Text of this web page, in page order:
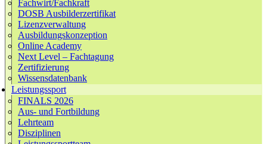
Fachwirt/Fachkraft
DOSB Ausbilderzertifikat
Lizenzverwaltung
Ausbildungskonzeption
Online Academy
Next Level – Fachtagung
Zertifizierung
Wissensdatenbank
Leistungssport
FINALS 2026
Aus- und Fortbildung
Lehrteam
Disziplinen